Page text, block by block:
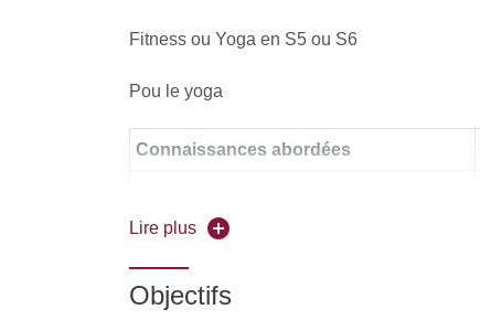
Fitness ou Yoga en S5 ou S6
Pou le yoga
Connaissances abordées
● Identifier les grands principes d’une
intervention pédagogique en pratiques
Lire plus
Objectifs